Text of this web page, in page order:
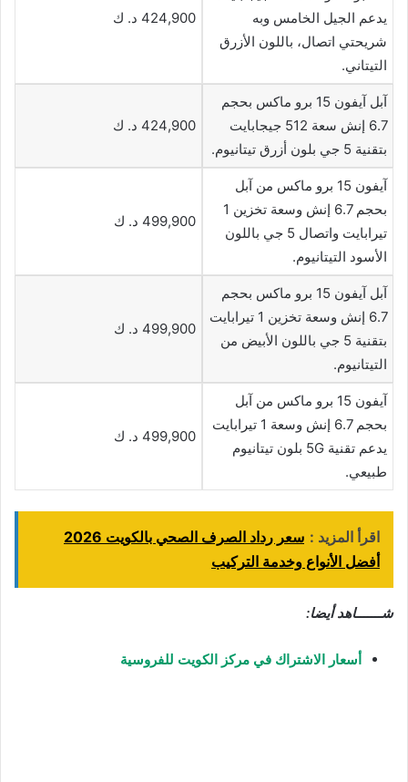
يدعم الجيل الخامس وبه
شريحتي اتصال، باللون الأزرق
التيتاني.
424,900 د. ك
آبل آيفون 15 برو ماكس بحجم
6.7 إنش سعة 512 جيجابايت
بتقنية 5 جي بلون أزرق تيتانيوم.
424,900 د. ك
آيفون 15 برو ماكس من آبل
بحجم 6.7 إنش وسعة تخزين 1
تيرابايت واتصال 5 جي باللون
الأسود التيتانيوم.
499,900 د. ك
آبل آيفون 15 برو ماكس بحجم
6.7 إنش وسعة تخزين 1 تيرابايت
بتقنية 5 جي باللون الأبيض من
التيتانيوم.
499,900 د. ك
آيفون 15 برو ماكس من آبل
بحجم 6.7 إنش وسعة 1 تيرابايت
يدعم تقنية 5G بلون تيتانيوم
طبيعي.
499,900 د. ك
اقرأ المزيد :
سعر رداد الصرف الصحي بالكويت 2026
أفضل الأنواع وخدمة التركيب
شـــــــاهد أيضا:
أسعار الاشتراك في مركز الكويت للفروسية